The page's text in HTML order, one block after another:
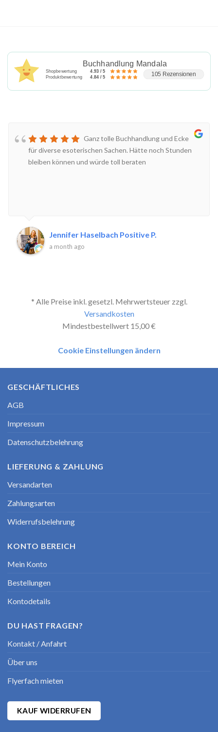
Buchhandlung Mandala
Shopbewertung 4.93 / 5
Produktbewertung 4.84 / 5 105 Rezensionen
Ganz tolle Buchhandlung und Ecke
für diverse esoterischen Sachen. Hätte noch Stunden
bleiben können und würde toll beraten
Jennifer Haselbach Positive P.
a month ago
* Alle Preise inkl. gesetzl. Mehrwertsteuer zzgl.
Versandkosten
Mindestbestellwert 15,00 €
Cookie Einstellungen ändern
GESCHÄFTLICHES
AGB
Impressum
Datenschutzbelehrung
LIEFERUNG & ZAHLUNG
Versandarten
Zahlungsarten
Widerrufsbelehrung
KONTO BEREICH
Mein Konto
Bestellungen
Kontodetails
DU HAST FRAGEN?
Kontakt / Anfahrt
Über uns
Flyerfach mieten
KAUF WIDERRUFEN